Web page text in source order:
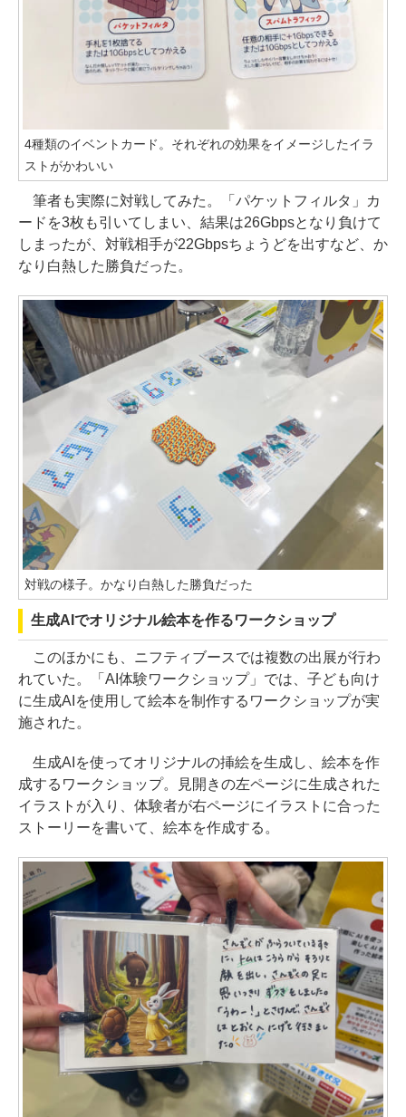
4種類のイベントカード。それぞれの効果をイメージしたイラ
ストがかわいい
筆者も実際に対戦してみた。「パケットフィルタ」カ
ードを3枚も引いてしまい、結果は26Gbpsとなり負けて
しまったが、対戦相手が22Gbpsちょうどを出すなど、か
なり白熱した勝負だった。
対戦の様子。かなり白熱した勝負だった
生成AIでオリジナル絵本を作るワークショップ
このほかにも、ニフティブースでは複数の出展が行わ
れていた。「AI体験ワークショップ」では、子ども向け
に生成AIを使用して絵本を制作するワークショップが実
施された。
生成AIを使ってオリジナルの挿絵を生成し、絵本を作
成するワークショップ。見開きの左ページに生成された
イラストが入り、体験者が右ページにイラストに合った
ストーリーを書いて、絵本を作成する。